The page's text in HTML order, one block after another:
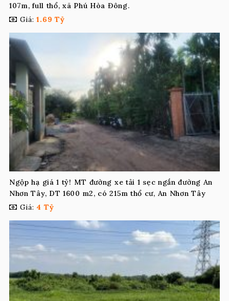
107m, full thổ, xã Phú Hòa Đông.
Giá: 1.69 Tỷ
Ngộp hạ giá 1 tỷ! MT đường xe tải 1 sẹc ngắn đường An
Nhơn Tây, DT 1600 m2, có 215m thổ cư, An Nhơn Tây
Giá: 4 Tỷ